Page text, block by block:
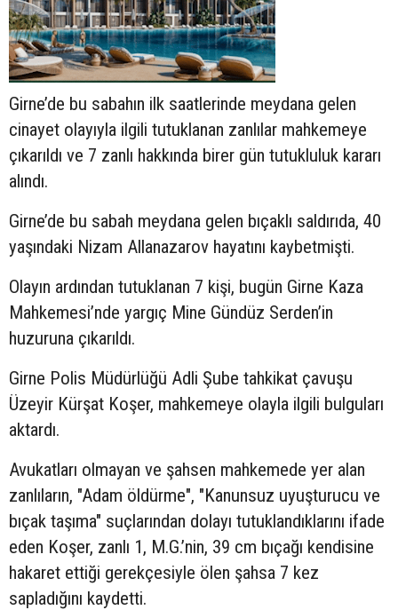
Girne’de bu sabahın ilk saatlerinde meydana gelen
cinayet olayıyla ilgili tutuklanan zanlılar mahkemeye
çıkarıldı ve 7 zanlı hakkında birer gün tutukluluk kararı
alındı.
Girne’de bu sabah meydana gelen bıçaklı saldırıda, 40
yaşındaki Nizam Allanazarov hayatını kaybetmişti.
Olayın ardından tutuklanan 7 kişi, bugün Girne Kaza
Mahkemesi’nde yargıç Mine Gündüz Serden’in
huzuruna çıkarıldı.
Girne Polis Müdürlüğü Adli Şube tahkikat çavuşu
Üzeyir Kürşat Koşer, mahkemeye olayla ilgili bulguları
aktardı.
Avukatları olmayan ve şahsen mahkemede yer alan
zanlıların, "Adam öldürme", "Kanunsuz uyuşturucu ve
bıçak taşıma" suçlarından dolayı tutuklandıklarını ifade
eden Koşer, zanlı 1, M.G.’nin, 39 cm bıçağı kendisine
hakaret ettiği gerekçesiyle ölen şahsa 7 kez
sapladığını kaydetti.